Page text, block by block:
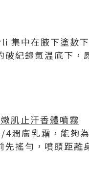
集中在腋下塗數
破紀錄氣温底下
肌止汗香體噴霧
4潤膚乳霜，能夠
先搖勻，噴頭距離